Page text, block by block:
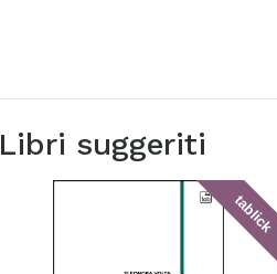
Libri suggeriti
tablick